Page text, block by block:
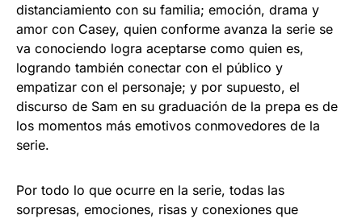
distanciamiento con su familia; emoción, drama y
amor con Casey, quien conforme avanza la serie se
va conociendo logra aceptarse como quien es,
logrando también conectar con el público y
empatizar con el personaje; y por supuesto, el
discurso de Sam en su graduación de la prepa es de
los momentos más emotivos conmovedores de la
serie.
Por todo lo que ocurre en la serie, todas las
sorpresas, emociones, risas y conexiones que